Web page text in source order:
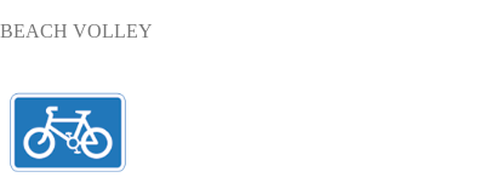
BEACH VOLLEY